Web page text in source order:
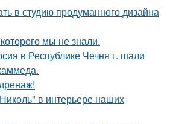
в студию продуманного дизайна
мы не знали.
в Республике Чечня г. шали
в интерьере наших